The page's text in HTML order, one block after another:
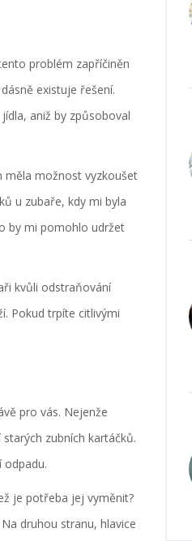
problém zapříčiněn
existuje řešení.
aniž by způsoboval
měla možnost vyzkoušet
u zubaře, kdy mi byla
by mi pomohlo udržet
kvůli odstraňování
Pokud trpíte citlivými
pro vás. Nejenže
zubních kartáčků.
odpadu.
je potřeba jej vyměnit?
druhou stranu, hlavice